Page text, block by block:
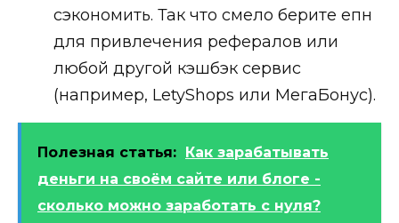
сэкономить. Так что смело берите епн
для привлечения рефералов или
любой другой кэшбэк сервис
(например, LetyShops или МегаБонус).
Полезная статья:
Как зарабатывать
деньги на своём сайте или блоге -
сколько можно заработать с нуля?